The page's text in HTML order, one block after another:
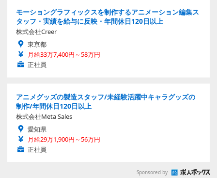
モーショングラフィックスを制作するアニメーション編集ス
タッフ・実績を給与に反映・年間休日120日以上
株式会社Creer
東京都
月給33万7,400円～58万円
正社員
アニメグッズの製造スタッフ/未経験活躍中キャラグッズの
制作/年間休日120日以上
株式会社Meta Sales
愛知県
月給29万1,900円～56万円
正社員
Sponsored by